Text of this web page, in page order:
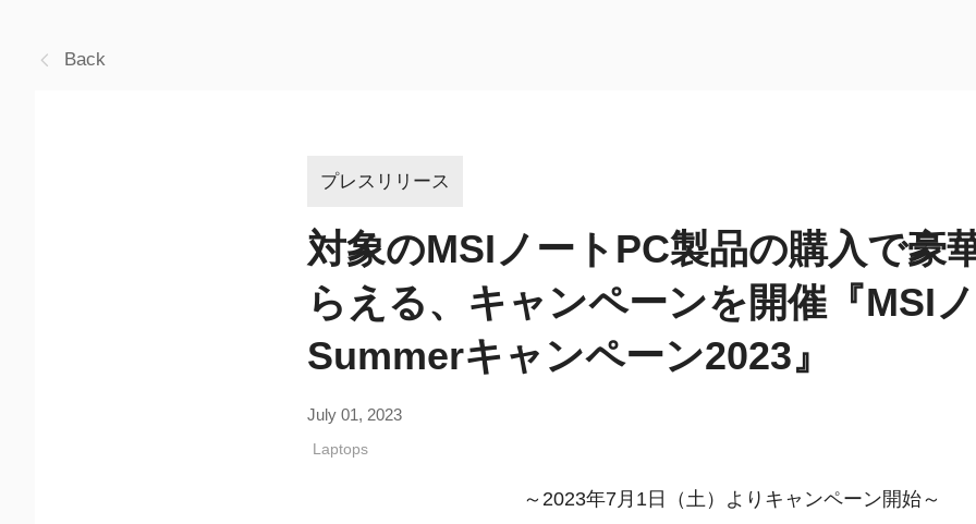
Back
プレスリリース
対象のMSIノートPC製品の購入で豪
らえる、キャンペーンを開催『MSI
Summerキャンペーン2023』
July 01, 2023
Laptops
～2023年7月1日（土）よりキャンペーン開始～